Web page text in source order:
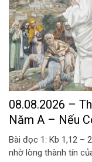
08.08.2026 –
Năm A – Nếu
Bài đọc 1: Kb 1,12 –
nhờ lòng thành tín